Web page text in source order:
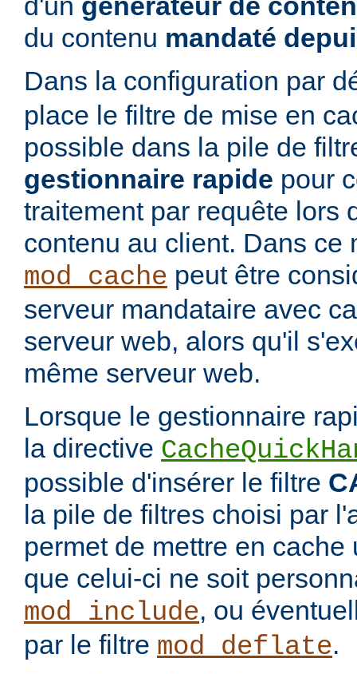
du contenu mandaté
Dans la configuration par
place le filtre de mise en
possible dans la pile de
gestionnaire rapide pour
traitement par requête lors
contenu au client. Dans ce
mod_cache peut être
serveur mandataire avec
serveur web, alors qu'il
même serveur web.
Lorsque le gestionnaire
la directive
possible d'insérer le filtre
la pile de filtres choisi par
permet de mettre en cache
que celui-ci ne soit
mod_include, ou
par le filtre mod_deflate.